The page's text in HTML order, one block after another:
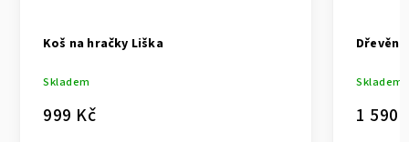
Koš na hračky Liška
Skladem
999 Kč
Skladem
1 590